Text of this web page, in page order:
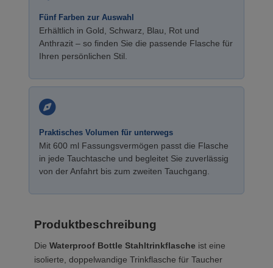
Fünf Farben zur Auswahl
Erhältlich in Gold, Schwarz, Blau, Rot und
Anthrazit – so finden Sie die passende Flasche für
Ihren persönlichen Stil.
Praktisches Volumen für unterwegs
Mit 600 ml Fassungsvermögen passt die Flasche
in jede Tauchtasche und begleitet Sie zuverlässig
von der Anfahrt bis zum zweiten Tauchgang.
Produktbeschreibung
Die Waterproof Bottle Stahltrinkflasche ist eine
isolierte, doppelwandige Trinkflasche für Taucher